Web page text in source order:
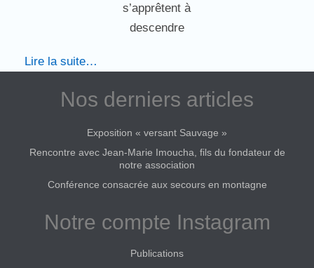
s’apprêtent à
descendre
Lire la suite…
Nos derniers articles
Exposition « versant Sauvage »
Rencontre avec Jean-Marie Imoucha, fils du fondateur de
notre association
Conférence consacrée aux secours en montagne
Notre compte Instagram
Publications